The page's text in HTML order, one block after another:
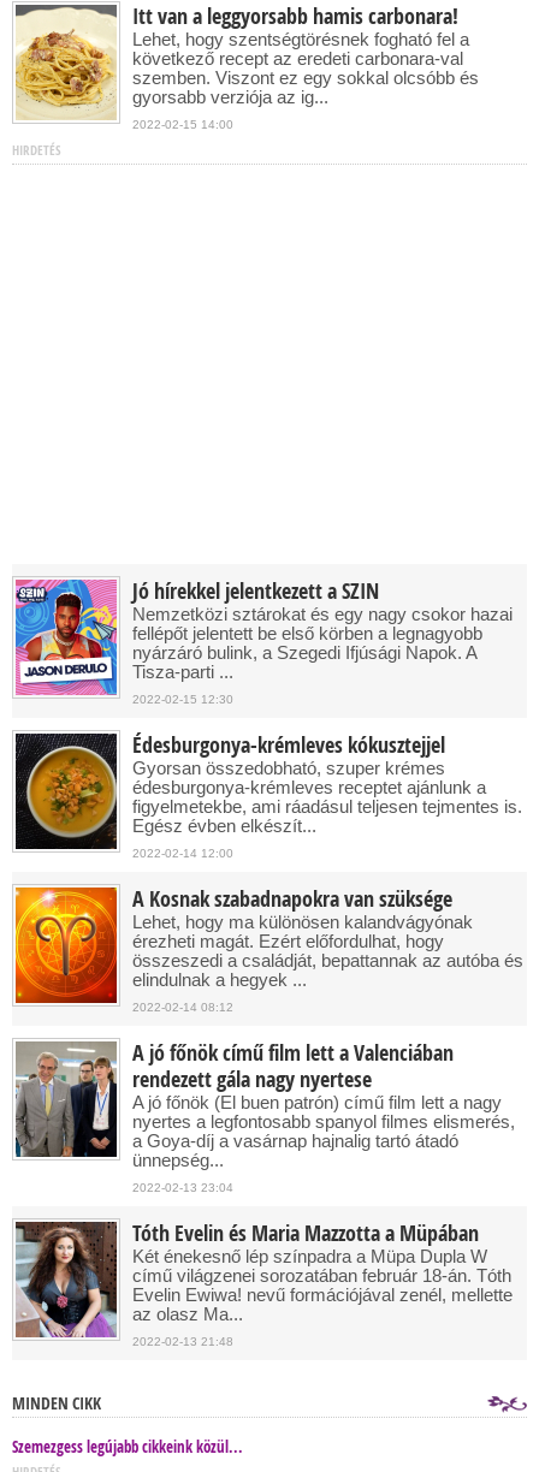
Itt van a leggyorsabb hamis carbonara!
Lehet, hogy szentségtörésnek fogható fel a
következő recept az eredeti carbonara-val
szemben. Viszont ez egy sokkal olcsóbb és
gyorsabb verziója az ig...
2022-02-15 14:00
HIRDETÉS
Jó hírekkel jelentkezett a SZIN
Nemzetközi sztárokat és egy nagy csokor hazai
fellépőt jelentett be első körben a legnagyobb
nyárzáró bulink, a Szegedi Ifjúsági Napok. A
Tisza-parti ...
2022-02-15 12:30
Édesburgonya-krémleves kókusztejjel
Gyorsan összedobható, szuper krémes
édesburgonya-krémleves receptet ajánlunk a
figyelmetekbe, ami ráadásul teljesen tejmentes is.
Egész évben elkészít...
2022-02-14 12:00
A Kosnak szabadnapokra van szüksége
Lehet, hogy ma különösen kalandvágyónak
érezheti magát. Ezért előfordulhat, hogy
összeszedi a családját, bepattannak az autóba és
elindulnak a hegyek ...
2022-02-14 08:12
A jó főnök című film lett a Valenciában
rendezett gála nagy nyertese
A jó főnök (El buen patrón) című film lett a nagy
nyertes a legfontosabb spanyol filmes elismerés,
a Goya-díj a vasárnap hajnalig tartó átadó
ünnepség...
2022-02-13 23:04
Tóth Evelin és Maria Mazzotta a Müpában
Két énekesnő lép színpadra a Müpa Dupla W
című világzenei sorozatában február 18-án. Tóth
Evelin Ewiwa! nevű formációjával zenél, mellette
az olasz Ma...
2022-02-13 21:48
MINDEN CIKK
Szemezgess legújabb cikkeink közül...